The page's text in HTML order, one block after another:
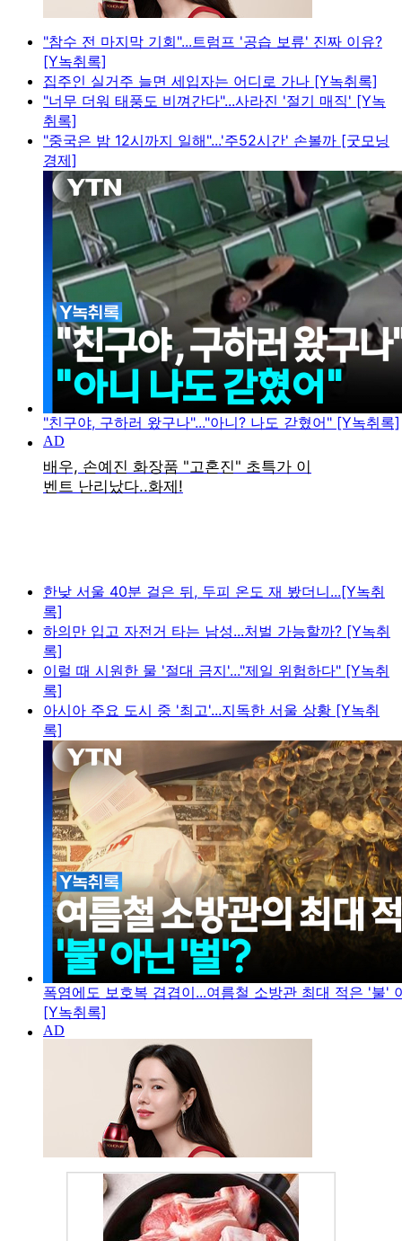
"참수 전 마지막 기회"...트럼프 '공습 보류' 진짜 이유?
[Y녹취록]
집주인 실거주 늘면 세입자는 어디로 가나 [Y녹취록]
"너무 더워 태풍도 비껴간다"...사라진 '절기 매직' [Y녹
취록]
"중국은 밤 12시까지 일해"...'주52시간' 손볼까 [굿모닝
경제]
"친구야, 구하러 왔구나"..."아니? 나도 갇혔어" [Y녹취록]
한낮 서울 40분 걸은 뒤, 두피 온도 재 봤더니...[Y녹취
록]
하의만 입고 자전거 타는 남성...처벌 가능할까? [Y녹취
록]
이럴 때 시원한 물 '절대 금지'..."제일 위험하다" [Y녹취
록]
아시아 주요 도시 중 '최고'...지독한 서울 상황 [Y녹취
록]
폭염에도 보호복 겹겹이...여름철 소방관 최대 적은 '불'
[Y녹취록]